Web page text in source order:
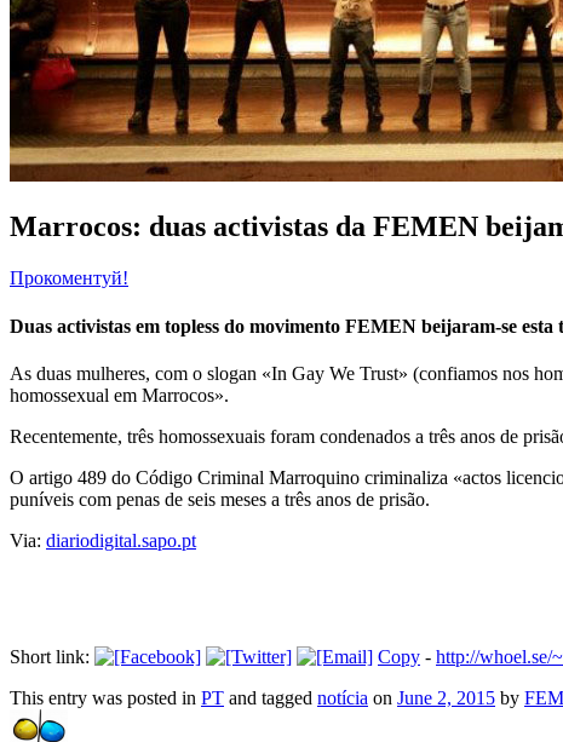
Marrocos: duas activistas da FEMEN
Прокоментуй!
Duas activistas em topless do movimento FEMEN beijaram-se
As duas mulheres, com o slogan «In Gay We Trust» (confiamos nos
homossexual em Marrocos».
Recentemente, três homossexuais foram condenados a três anos de
O artigo 489 do Código Criminal Marroquino criminaliza «actos
puníveis com penas de seis meses a três anos de prisão.
Via: diariodigital.sapo.pt
Short link: Copy - http://whoel.se/
This entry was posted in PT and tagged notícia on June 2, 2015 by